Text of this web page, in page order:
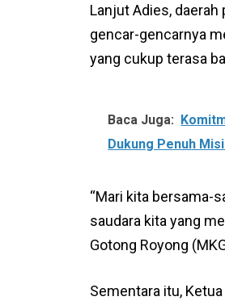
Lanjut Adies,
gencar-gencarnya
yang cukup terasa
Baca Juga:
Dukung Penuh
“Mari kita bersama-
saudara kita yang
Gotong Royong
Sementara itu,